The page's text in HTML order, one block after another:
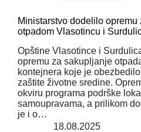
Ministarstvo dodelilo
otpadom Vlasotincu i
Opštine Vlasotince i
opremu za sakupljanje
kontejnera koje je
zaštite životne sredine.
okviru programa podrške
samoupravama, a prilikom
je i o…
18.08.2025